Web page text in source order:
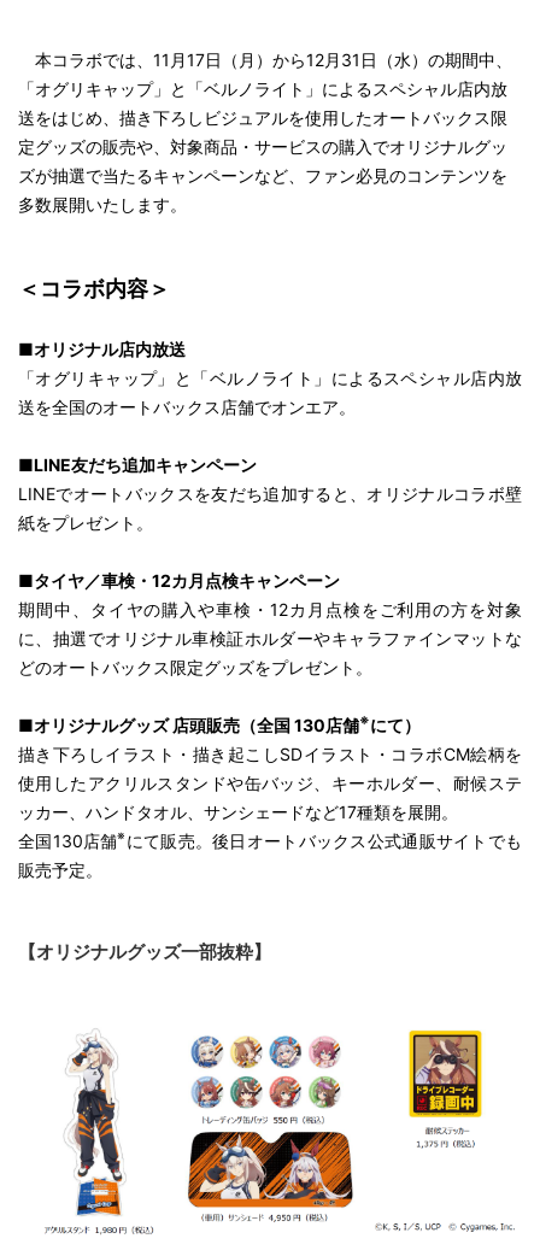
本コラボでは、11月17日（月）から12月31日（水）の期間中、
「オグリキャップ」と「ベルノライト」によるスペシャル店内放
送をはじめ、描き下ろしビジュアルを使用したオートバックス限
定グッズの販売や、対象商品・サービスの購入でオリジナルグッ
ズが抽選で当たるキャンペーンなど、ファン必見のコンテンツを
多数展開いたします。
＜コラボ内容＞
■オリジナル店内放送
「オグリキャップ」と「ベルノライト」によるスペシャル店内放
送を全国のオートバックス店舗でオンエア。
■LINE友だち追加キャンペーン
LINEでオートバックスを友だち追加すると、オリジナルコラボ壁
紙をプレゼント。
■タイヤ／車検・12カ月点検キャンペーン
期間中、タイヤの購入や車検・12カ月点検をご利用の方を対象
に、抽選でオリジナル車検証ホルダーやキャラファインマットな
どのオートバックス限定グッズをプレゼント。
■オリジナルグッズ 店頭販売（全国 130店舗※にて）
描き下ろしイラスト・描き起こしSDイラスト・コラボCM絵柄を
使用したアクリルスタンドや缶バッジ、キーホルダー、耐候ステ
ッカー、ハンドタオル、サンシェードなど17種類を展開。
全国130店舗※ にて販売。後日オートバックス公式通販サイトでも
販売予定。
【オリジナルグッズ一部抜粋】